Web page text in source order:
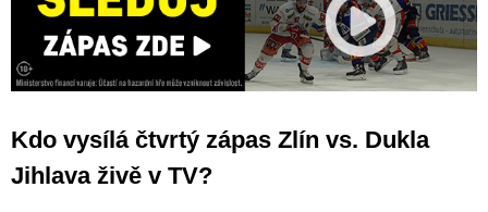
Kdo vysílá čtvrtý zápas Zlín vs. Dukla
Jihlava živě v TV?